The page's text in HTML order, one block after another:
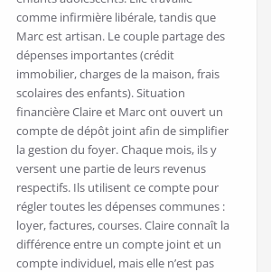
comme infirmière libérale, tandis que
Marc est artisan. Le couple partage des
dépenses importantes (crédit
immobilier, charges de la maison, frais
scolaires des enfants). Situation
financière Claire et Marc ont ouvert un
compte de dépôt joint afin de simplifier
la gestion du foyer. Chaque mois, ils y
versent une partie de leurs revenus
respectifs. Ils utilisent ce compte pour
régler toutes les dépenses communes :
loyer, factures, courses. Claire connaît la
différence entre un compte joint et un
compte individuel, mais elle n’est pas